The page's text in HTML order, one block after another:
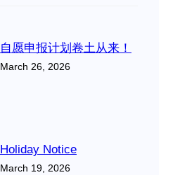
自愿申报计划卷土从来！
March 26, 2026
Holiday Notice
March 19, 2026